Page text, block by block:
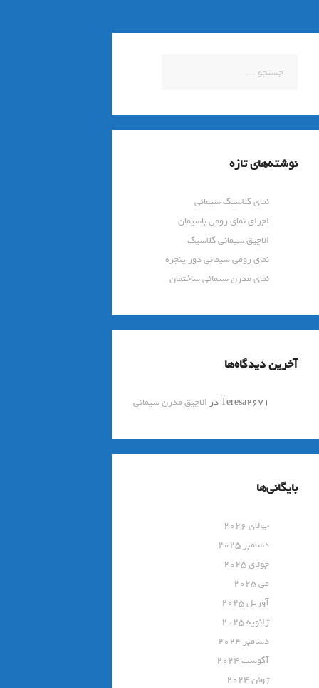
برای:
نوشته‌های تازه
نمای کلاسیک سیمانی
اجرای نمای رومی باسیمان
الاچیق سیمانی کلاسیک
نمای رومی سیمانی دور پنجره
نمای مدرن سیمانی ساختمان
آخرین دیدگاه‌ها
Teresa2671در الاچیق مدرن سیمانی
بایگانی‌ها
جولای 2026
دسامبر 2025
جولای 2025
می 2025
آوریل 2025
ژانویه 2025
دسامبر 2024
آگوست 2024
ژوئن 2024